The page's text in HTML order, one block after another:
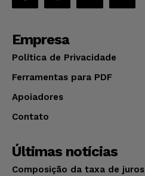
Empresa
Política de Privacidade
Ferramentas para PDF
Apoiadores
Contato
Últimas notícias
Composição da taxa de juros